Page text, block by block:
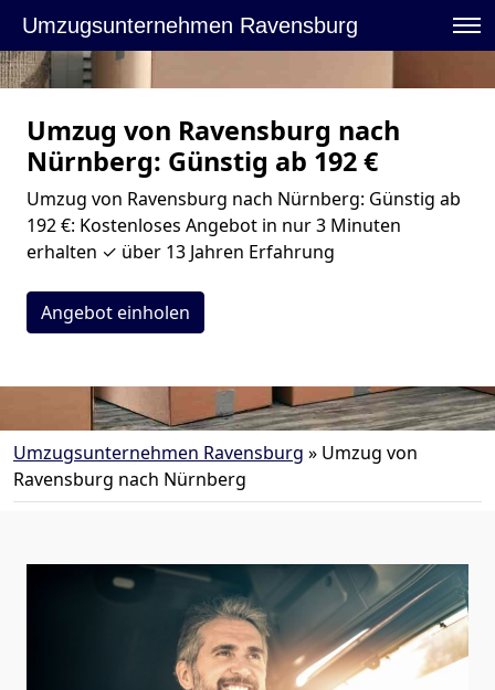
Umzugsunternehmen Ravensburg
Umzug von Ravensburg nach
Nürnberg: Günstig ab 192 €
Umzug von Ravensburg nach Nürnberg: Günstig ab
192 €: Kostenloses Angebot in nur 3 Minuten
erhalten ✓ über 13 Jahren Erfahrung
Angebot einholen
Umzugsunternehmen Ravensburg » Umzug von
Ravensburg nach Nürnberg